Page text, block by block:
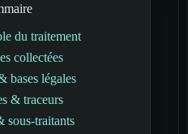
du traitement
collectées
bases légales
& traceurs
sous-traitants